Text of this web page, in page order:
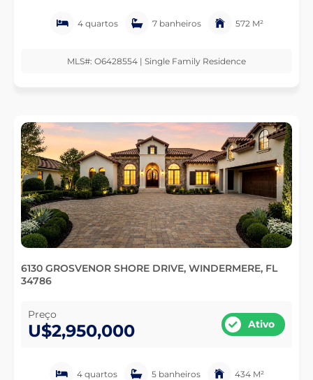
4 quartos 7 banheiros 572 M²
MLS#: O6428554 | Single Family Residence
6130 GROSVENOR SHORE DRIVE, WINDERMERE, FL
34786
Preço
U$2,950,000 Ativo
4 quartos 5 banheiros 434 M²